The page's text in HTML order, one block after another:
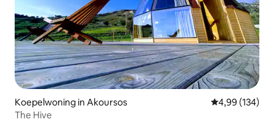
Koepelwoning in Akoursos Gemiddelde
4,99 (134)
The Hive